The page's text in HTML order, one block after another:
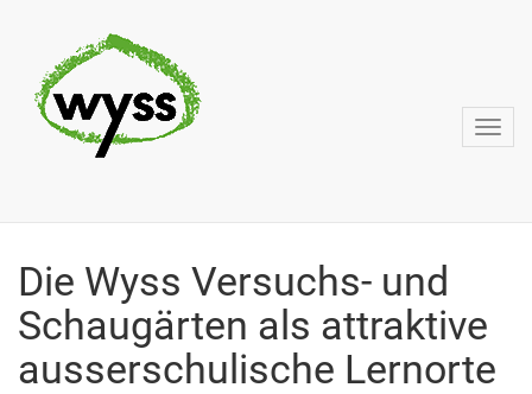
Die Wyss Versuchs- und
Schaugärten als attraktive
ausserschulische Lernorte